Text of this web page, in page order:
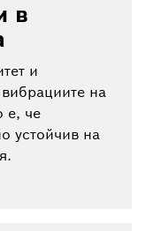
в
и
на
е, че
устойчив на